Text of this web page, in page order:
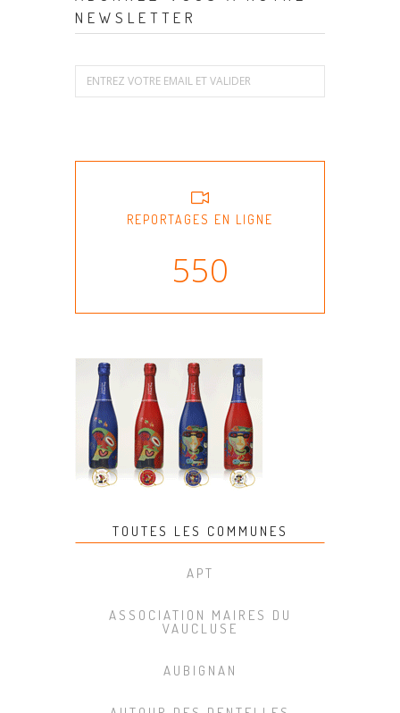
NEWSLETTER
REPORTAGES EN LIGNE
550
TOUTES LES COMMUNES
APT
ASSOCIATION MAIRES DU
VAUCLUSE
AUBIGNAN